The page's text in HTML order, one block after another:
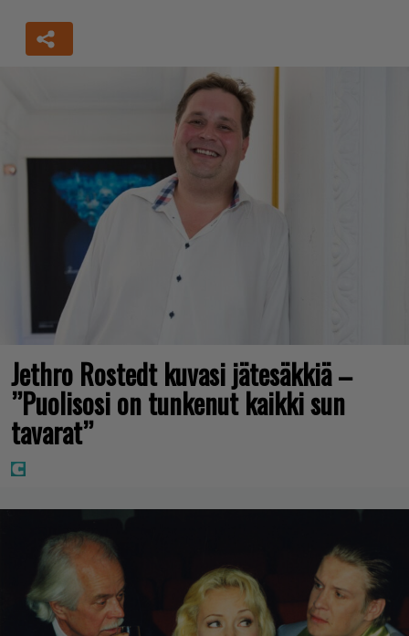
Jethro Rostedt kuvasi jätesäkkiä –
”Puolisosi on tunkenut kaikki sun
tavarat”